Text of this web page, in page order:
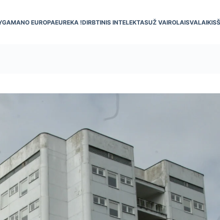
MANO EUROPAEUREKA !DIRBTINIS INTELEKTASUŽ VAIROLAISVALAIKIS